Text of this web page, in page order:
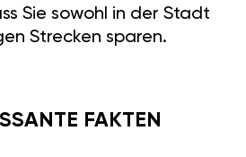
Sie sowohl in der Stadt
Strecken sparen.
FAKTEN